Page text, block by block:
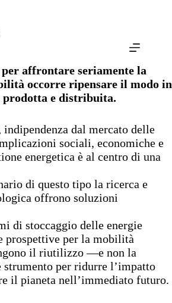
affrontare seriamente la
occorre ripensare il modo in
prodotta e distribuita.
indipendenza dal mercato delle
sociali, economiche e
energetica è al centro di una
di questo tipo la ricerca e
offrono soluzioni
di stoccaggio delle energie
prospettive per la mobilità
il riutilizzo —e non la
per ridurre l’impatto
il pianeta nell’immediato futuro.